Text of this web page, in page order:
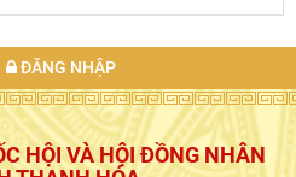
ĐĂNG NHẬP
HỘI VÀ HỘI ĐỒNG NHÂN